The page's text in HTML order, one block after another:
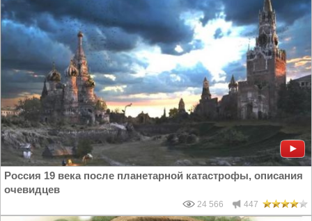
Россия 19 века после планетарной катастрофы, описания
очевидцев
24 566 447